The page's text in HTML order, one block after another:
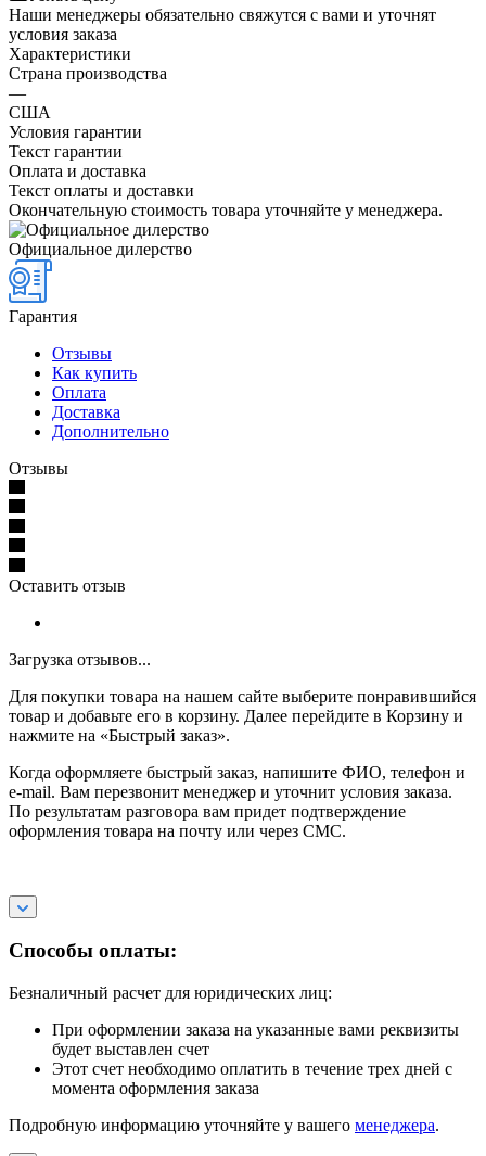
Наши менеджеры обязательно свяжутся с вами и уточнят
условия заказа
Характеристики
Страна производства
—
США
Условия гарантии
Текст гарантии
Оплата и доставка
Текст оплаты и доставки
Окончательную стоимость товара уточняйте у менеджера.
Официальное дилерство
Гарантия
Отзывы
Как купить
Оплата
Доставка
Дополнительно
Отзывы
Оставить отзыв
Загрузка отзывов...
Для покупки товара на нашем сайте выберите понравившийся
товар и добавьте его в корзину. Далее перейдите в Корзину и
нажмите на «Быстрый заказ».
Когда оформляете быстрый заказ, напишите ФИО, телефон и
e-mail. Вам перезвонит менеджер и уточнит условия заказа.
По результатам разговора вам придет подтверждение
оформления товара на почту или через СМС.
Способы оплаты:
Безналичный расчет для юридических лиц:
При оформлении заказа на указанные вами реквизиты
будет выставлен счет
Этот счет необходимо оплатить в течение трех дней с
момента оформления заказа
Подробную информацию уточняйте у вашего менеджера.